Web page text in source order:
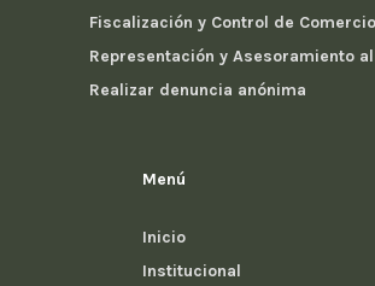
Fiscalización y Control de Comercio
Representación y Asesoramiento
Realizar denuncia anónima
Menú
Inicio
Institucional